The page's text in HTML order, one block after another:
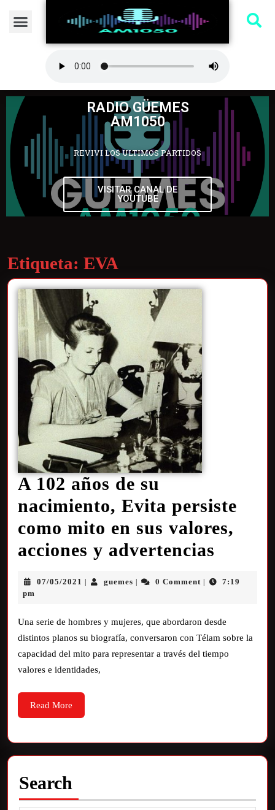
RADIO GÜEMES
AM1050
REVIVI LOS ULTIMOS PARTIDOS
VISITAR CANAL DE
YOUTUBE
Etiqueta: EVA
A 102 años de su
nacimiento, Evita persiste
como mito en sus valores,
acciones y advertencias
07/05/2021 guemes 0 Comment
7:19
pm
Una serie de hombres y mujeres, que abordaron desde
distintos planos su biografía, conversaron con Télam sobre la
capacidad del mito para representar a través del tiempo
valores e identidades,
Read More
Search